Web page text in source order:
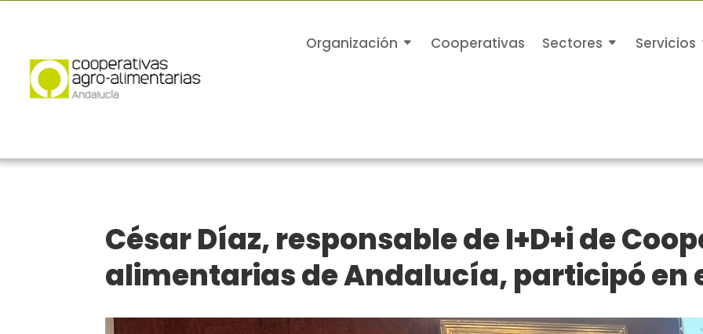
Organización Cooperativas Sectores Servicios
César Díaz, responsable de I+D+i de
alimentarias de Andalucía, participó en